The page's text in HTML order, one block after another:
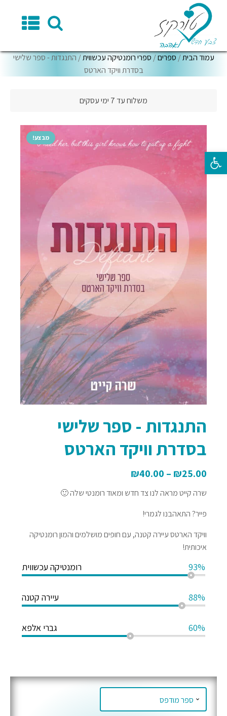
פתח סרגל נגישות
עמוד הבית/ ספרים/ ספרי רומנטיקה עכשווית/ התנגדות - ספר שלישי
בסדרת וויקד הארטס
משלוח עד 7 ימי עסקים
מבצע!
התנגדות - ספר שלישי
בסדרת וויקד הארטס
₪25.00
–
₪40.00
שרה קייט מראה לנו צד חדש ומאוד רומנטי שלה 🙂
פייר? התאהבנו לגמרי!
וויקד הארטס עיירה קטנה, עם חופים מושלמים והמון רומנטיקה
איכותית!
רומנטיקה עכשווית 93%
עיירה קטנה 88%
גברי אלפא 60%